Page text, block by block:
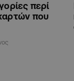
περί
που